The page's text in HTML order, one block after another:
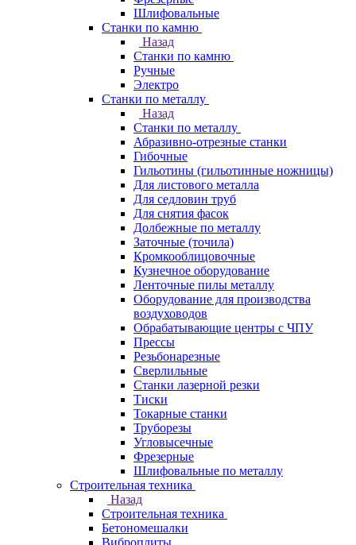
Шлифовальные
Станки по камню
Назад
Станки по камню
Ручные
Электро
Станки по металлу
Назад
Станки по металлу
Абразивно-отрезные станки
Гибочные
Гильотины (гильотинные ножницы)
Для листового металла
Для седловин труб
Для снятия фасок
Долбежные по металлу
Заточные (точила)
Кромкооблицовочные
Кузнечное оборудование
Ленточные пилы металлу
Оборудование для производства
воздуховодов
Обрабатывающие центры с ЧПУ
Прессы
Резьбонарезные
Сверлильные
Станки лазерной резки
Тиски
Токарные станки
Труборезы
Угловысечные
Фрезерные
Шлифовальные по металлу
Строительная техника
Назад
Строительная техника
Бетономешалки
Виброплиты